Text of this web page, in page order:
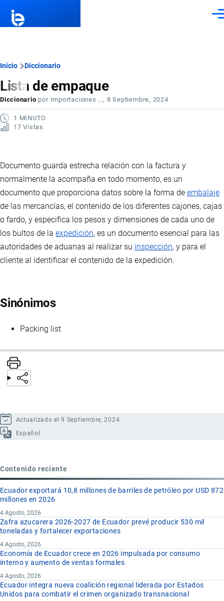
Ruta
de
navegación
Inicio Diccionario
Lista de empaque
Diccionario por Importaciones …, 8 Septiembre, 2024
1 MINUTO
17 Vistas
Documento guarda estrecha relación con la factura y
normalmente la acompaña en todo momento, es un
documento que proporciona datos sobre la forma de embalaje
de las mercancías, el contenido de los diferentes cajones, cajas
o fardo, y especifica los pesos y dimensiones de cada uno de
los bultos de la expedición, es un documento esencial para las
autoridades de aduanas al realizar su inspección, y para el
cliente al identificar el contenido de la expedición.
Sinónimos
Packing list
Actualizado el 9 Septiembre, 2024
Español
Contenido reciente
Ecuador exportará 10,8 millones de barriles de petróleo por USD 872
millones en 2026
4 Agosto, 2026
Zafra azucarera 2026-2027 de Ecuador prevé producir 530 mil
toneladas y fortalecer exportaciones
4 Agosto, 2026
Economía de Ecuador crece en 2026 impulsada por consumo
interno y aumento de ventas formales
4 Agosto, 2026
Ecuador integra nueva coalición regional liderada por Estados
Unidos para combatir el crimen organizado transnacional